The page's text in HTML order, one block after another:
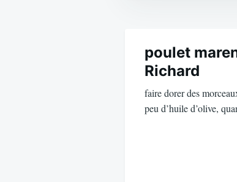
de
l’article
poulet
Richard
faire dorer des
peu d’huile d’olive,